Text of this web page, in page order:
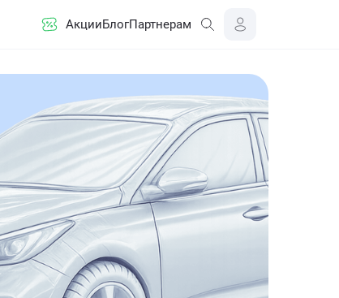
АкцииБлогПартнерам